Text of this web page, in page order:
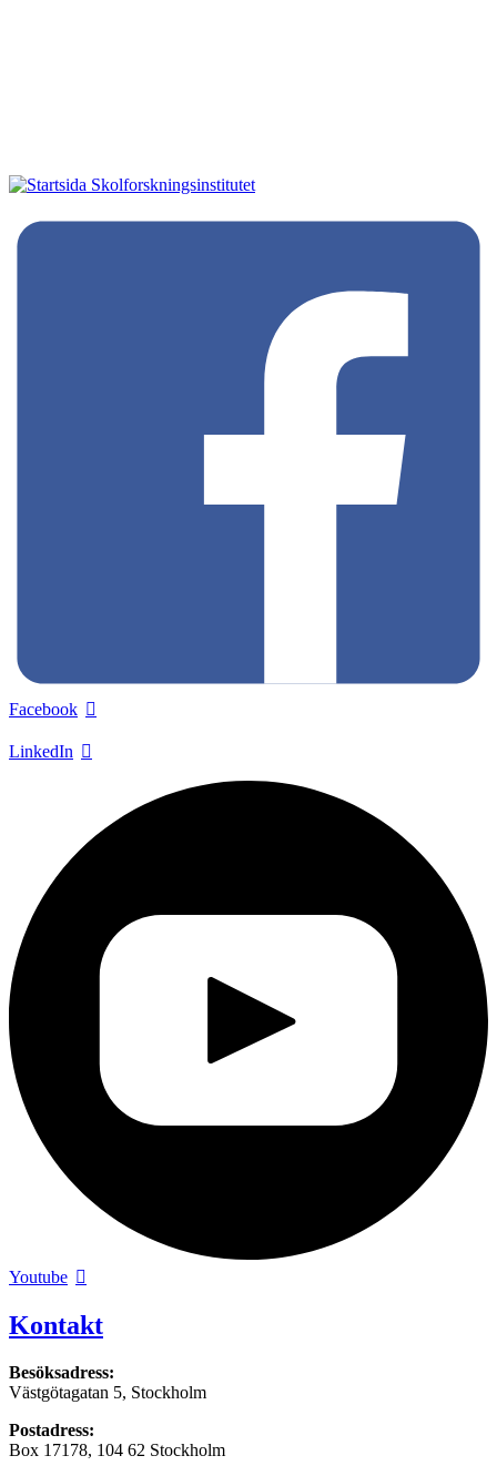
Facebook
LinkedIn
Youtube
Kontakt
Besöksadress:
Västgötagatan 5, Stockholm
Postadress:
Box 17178, 104 62 Stockholm